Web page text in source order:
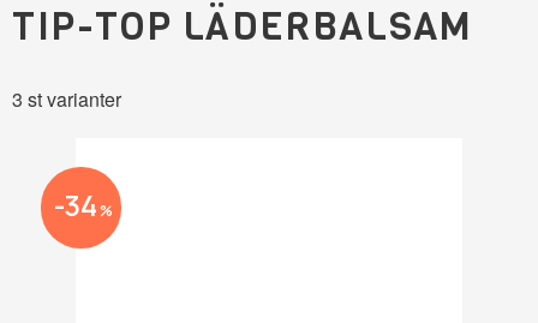
TIP-TOP LÄDERBALSAM
3 st varianter
34 %